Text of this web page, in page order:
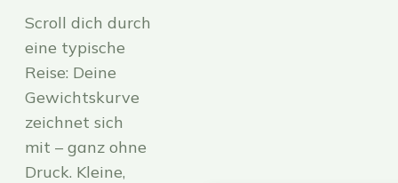
Scroll dich durch
eine typische
Reise: Deine
Gewichtskurve
zeichnet sich
mit – ganz ohne
Druck. Kleine,